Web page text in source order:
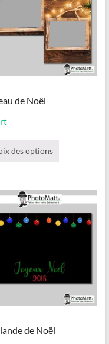
de Noël
des options
Les
options
peuvent
être
la
du
produit
de Noël